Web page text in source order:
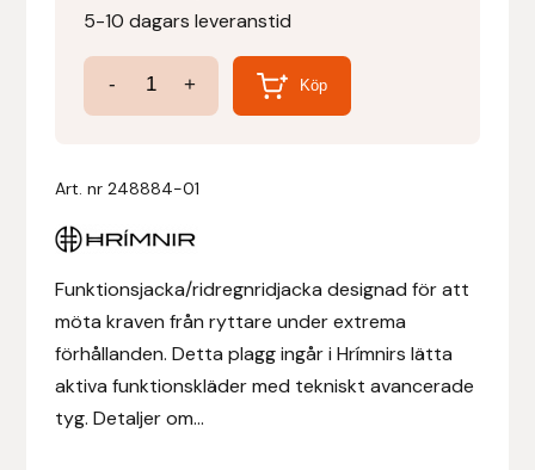
5-10 dagars leveranstid
-
Regnjacka
Hekla
mängd
+ Köp
Art. nr248884-01
Funktionsjacka/ridregnridjacka designad för att
möta kraven från ryttare under extrema
förhållanden. Detta plagg ingår i Hrímnirs lätta
aktiva funktionskläder med tekniskt avancerade
tyg. Detaljer om...
Denni Design
Denni Design / Bomber Bits
Draupnir
Dy’on
E.A. Mattes
Eclipse Biofarmab
Ekholm Nordic